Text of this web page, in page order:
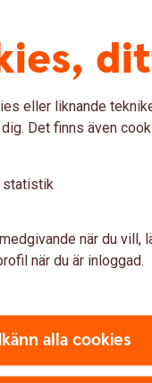
talet. Antalet
En förutsättning
verkligen
oväntade
säger Jörgen
alltid viktiga
det är också
inte överraskas
eller liknande
Det finns även
statistik
när du vill,
när du är inloggad.
alla cookies